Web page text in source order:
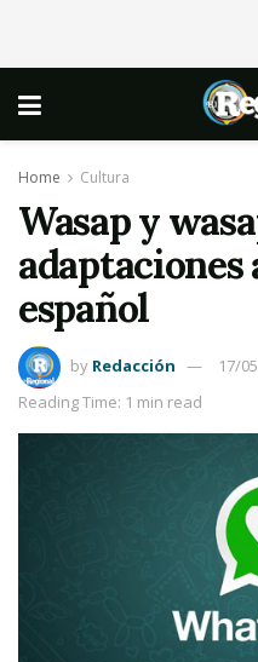
Home Cultura
Wasap y
adaptaciones
español
by Redacción
17/
Reading Time: 1 min read